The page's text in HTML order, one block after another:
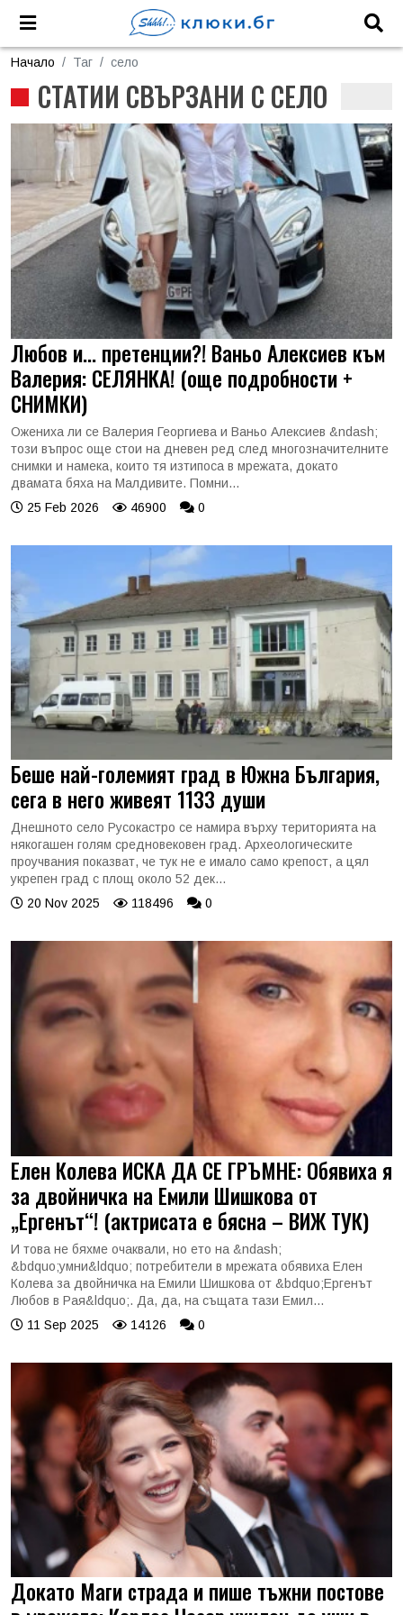
Начало Таг село
СТАТИИ СВЪРЗАНИ С СЕЛО
Любов и... претенции?! Ваньо Алексиев към
Валерия: СЕЛЯНКА! (още подробности +
СНИМКИ)
Ожениха ли се Валерия Георгиева и Ваньо Алексиев &ndash;
този въпрос още стои на дневен ред след многозначителните
снимки и намека, които тя изтипоса в мрежата, докато
двамата бяха на Малдивите. Помни...
25 Feb 2026
46900 0
Беше най-големият град в Южна България,
сега в него живеят 1133 души
Днешното село Русокастро се намира върху територията на
някогашен голям средновековен град. Археологическите
проучвания показват, че тук не е имало само крепост, а цял
укрепен град с площ около 52 дек...
20 Nov 2025
118496 0
Елен Колева ИСКА ДА СЕ ГРЪМНЕ: Обявиха я
за двойничка на Емили Шишкова от
„Ергенът“! (актрисата е бясна – ВИЖ ТУК)
И това не бяхме очаквали, но ето на &ndash;
&bdquo;умни&ldquo; потребители в мрежата обявиха Елен
Колева за двойничка на Емили Шишкова от &bdquo;Ергенът
Любов в Рая&ldquo;. Да, да, на същата тази Емил...
11 Sep 2025
14126 0
Докато Маги страда и пише тъжни постове